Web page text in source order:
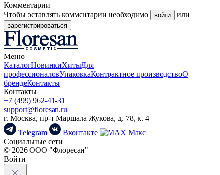
Комментарии
Чтобы оставлять комментарии необходимо
войти или
зарегистрироваться
Меню
КаталогНовинкиХитыДля
профессионаловУпаковкаКонтрактное производствоО
брендеКонтакты
Контакты
+7 (499) 962-41-31
support@floresan.ru
г. Москва, пр-т Маршала Жукова, д. 78, к. 4
Telegram
Вконтакте
Макс
Социальные сети
© 2026 ООО "Флоресан"
Войти